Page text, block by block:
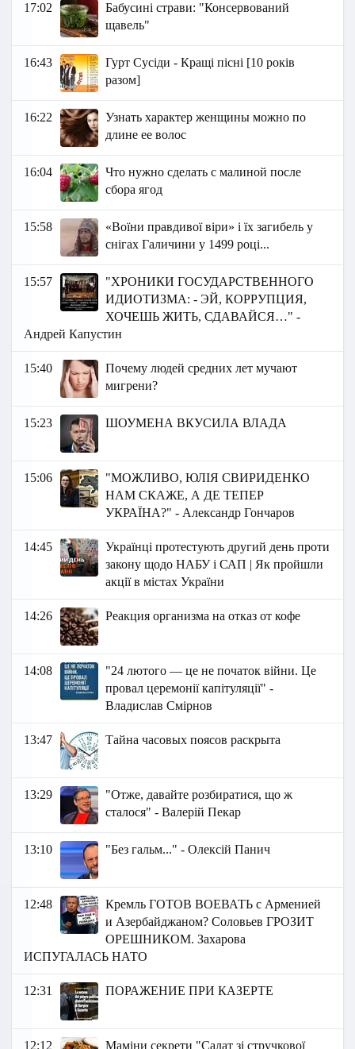
17:02
Бабусині страви: "Консервований
щавель"
16:43
Гурт Сусіди - Кращі пісні [10 років
разом]
16:22
Узнать характер женщины можно по
длине ее волос
16:04
Что нужно сделать с малиной после
сбора ягод
15:58
«Воїни правдивої віри» і їх загибель у
снігах Галичини у 1499 році...
15:57
"ХРОНИКИ ГОСУДАРСТВЕННОГО
ИДИОТИЗМА: - ЭЙ, КОРРУПЦИЯ,
ХОЧЕШЬ ЖИТЬ, СДАВАЙСЯ…" -
Андрей Капустин
15:40
Почему людей средних лет мучают
мигрени?
15:23 ШОУМЕНА ВКУСИЛА ВЛАДА
15:06
"МОЖЛИВО, ЮЛІЯ СВИРИДЕНКО
НАМ СКАЖЕ, А ДЕ ТЕПЕР
УКРАЇНА?" - Александр Гончаров
14:45
Українці протестують другий день проти
закону щодо НАБУ і САП | Як пройшли
акції в містах України
14:26 Реакция организма на отказ от кофе
14:08
"24 лютого — це не початок війни. Це
провал церемонії капітуляції" -
Владислав Смірнов
13:47 Тайна часовых поясов раскрыта
13:29
"Отже, давайте розбиратися, що ж
сталося" - Валерій Пекар
13:10 "Без гальм..." - Олексій Панич
12:48
Кремль ГОТОВ ВОЕВАТЬ с Арменией
и Азербайджаном? Соловьев ГРОЗИТ
ОРЕШНИКОМ. Захарова
ИСПУГАЛАСЬ НАТО
12:31 ПОРАЖЕНИЕ ПРИ КАЗЕРТЕ
12:12 Маміни секрети "Салат зі стручкової